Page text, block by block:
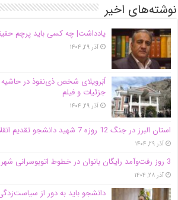
نوشته‌های اخیر
یادداشت| ‌چه کسی باید پرچم
آذر ۲۹, ۱۴۰۴
اَبَر‌ویلای شخص ذی‌نفوذ در
جزئیات و فیلم
آذر ۲۹, ۱۴۰۴
استان البرز در جنگ 12 روزه 7 شهید دانشجو تقدیم انقلاب کرد
آذر ۲۹, ۱۴۰۴
3 روز رفت‌وآمد رایگان بانوان در خطوط اتوبوسرانی شهری کرج
آذر ۲۸, ۱۴۰۴
دانشجو باید به دور از